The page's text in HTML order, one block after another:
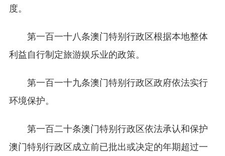
度。
第一百一十八条澳门特别行政区根据本地整体
利益自行制定旅游娱乐业的政策。
第一百一十九条澳门特别行政区政府依法实行
环境保护。
第一百二十条澳门特别行政区依法承认和保护
澳门特别行政区成立前已批出或决定的年期超过一